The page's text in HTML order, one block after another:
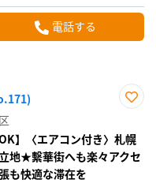
電話する
り登
録
】〈エアコン付き〉札幌
地★繫華街へも楽々アクセ
も快適な滞在を